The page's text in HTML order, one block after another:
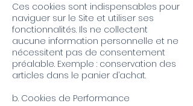
Ces cookies sont indispensables pour
naviguer sur le Site et utiliser ses
fonctionnalités. Ils ne collectent
aucune information personnelle et ne
nécessitent pas de consentement
préalable. Exemple : conservation des
articles dans le panier d’achat.
b. Cookies de Performance